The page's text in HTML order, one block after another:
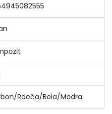
Rdeča/Bela/Modra